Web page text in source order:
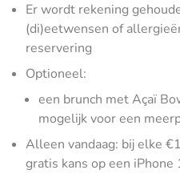
Er wordt rekening
(di)eetwensen of
reservering
Optioneel:
een brunch met Açaï
mogelijk voor een
Alleen vandaag: bij elke
gratis kans op een